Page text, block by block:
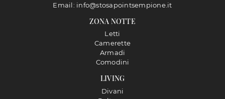
LIVING
Divani
ZONA NOTTE
Letti
Camerette
Armadi
Comodini
Email: info@stosapointsempione.it